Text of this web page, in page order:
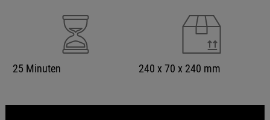
25 Minuten 240 x 70 x 240 mm